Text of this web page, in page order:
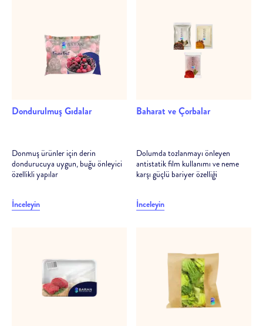
Deneme bobininden satış sonrasına kadar her aşamada
teknik destek
Dondurulmuş Gıdalar
Donmuş ürünler için derin
dondurucuya uygun, buğu önleyici
özellikli yapılar
İnceleyin
Baharat ve Çorbalar
Dolumda tozlanmayı önleyen
antistatik film kullanımı ve neme
karşı güçlü bariyer özelliği
İnceleyin